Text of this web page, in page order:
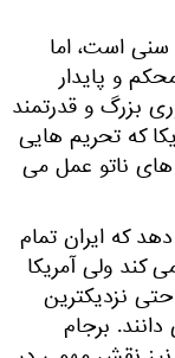
است، اما
و پایدار
بزرگ و قدرتمند
که تحریم هایی
های ناتو عمل می
که ایران تمام
کند ولی آمریکا
نزدیکترین
برجام